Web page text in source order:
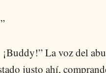
¡Buddy!” La voz del
justo ahí,